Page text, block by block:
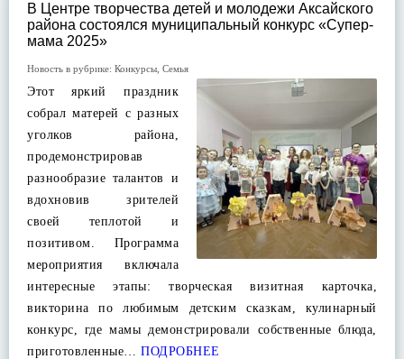
В Центре творчества детей и молодежи Аксайского
района состоялся муниципальный конкурс «Супер-
мама 2025»
Новость в рубрике: Конкурсы Семья
Этот яркий праздник
собрал матерей с разных
уголков района,
продемонстрировав
разнообразие талантов и
вдохновив зрителей
своей теплотой и
позитивом. Программа
мероприятия включала
интересные этапы: творческая визитная карточка,
викторина по любимым детским сказкам, кулинарный
конкурс, где мамы демонстрировали собственные блюда,
приготовленные… ПОДРОБНЕЕ